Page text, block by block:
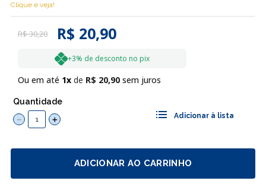
Clique e veja!
R$30,20 R$ 20,90
+3% de desconto no pix
Ou em até 1 R$ 20,90 sem juros
Quantidade
＋
－
ADICIONAR AO CARRINHO